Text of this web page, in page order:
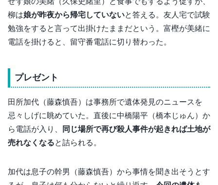
柳は娘が昨夜から帰宅していないと答える。友人宅で試験
勉強をすると言って出掛けたままだという。富樫が美緒に
電話を掛けると、留守番電話に切り替わった。
プレゼント
田所加代（藤森慎吾）は事務所で遺体発見のニュースを
忌々しげに眺めていた。直後に中橋陽平（橋本じゅん）か
ら電話が入り、
同じ場所で再び殺人事件が起きれば土地が
売れなくなると詰られる。
加代は息子の幹男（藤森慎吾）から事情を聞き出そうとす